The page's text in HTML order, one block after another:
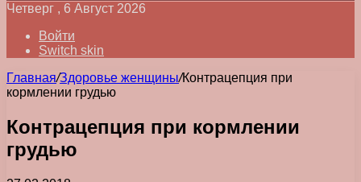
Четверг , 6 Август 2026
Войти
Switch skin
Главная/Здоровье женщины/Контрацепция при
кормлении грудью
Контрацепция при кормлении
грудью